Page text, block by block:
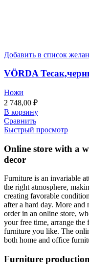
Добавить в список
VÖRDA
Ножи
2 748,00 ₽
В корзину
Сравнить
Быстрый просмотр
Online store with a
decor
Furniture is an invariable
the right atmosphere,
creating favorable
after a hard day. More and
order in an online store,
your free time, arrange
furniture you like. The
both home and office
Furniture